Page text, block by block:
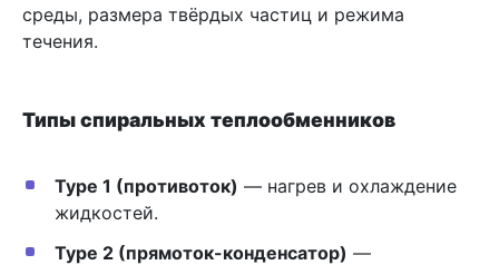
среды, размера твёрдых частиц и режима
течения.
Типы спиральных теплообменников
Type 1 (противоток) — нагрев и охлаждение
жидкостей.
Type 2 (прямоток-конденсатор) —